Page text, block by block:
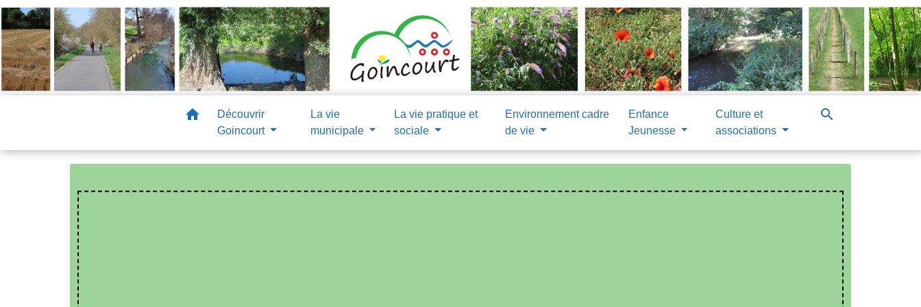
home
Découvrir
Goincourt
La vie
municipale
La vie pratique et
sociale
Environnement cadre
de vie
Enfance
Jeunesse
Culture et
associations
search